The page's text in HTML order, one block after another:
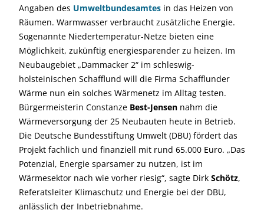
Angaben des Umweltbundesamtes in das Heizen von
Räumen. Warmwasser verbraucht zusätzliche Energie.
Sogenannte Niedertemperatur-Netze bieten eine
Möglichkeit, zukünftig energiesparender zu heizen. Im
Neubaugebiet „Dammacker 2“ im schleswig-
holsteinischen Schafflund will die Firma Schafflunder
Wärme nun ein solches Wärmenetz im Alltag testen.
Bürgermeisterin Constanze Best-Jensen nahm die
Wärmeversorgung der 25 Neubauten heute in Betrieb.
Die Deutsche Bundesstiftung Umwelt (DBU) fördert das
Projekt fachlich und finanziell mit rund 65.000 Euro. „Das
Potenzial, Energie sparsamer zu nutzen, ist im
Wärmesektor nach wie vorher riesig“, sagte Dirk Schötz,
Referatsleiter Klimaschutz und Energie bei der DBU,
anlässlich der Inbetriebnahme.